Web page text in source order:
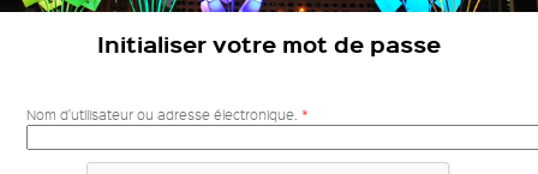
Initialiser votre mot de passe
Nom d'utilisateur ou adresse électronique.*